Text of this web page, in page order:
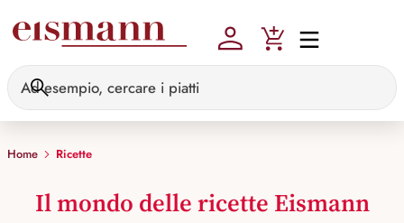
Home Ricette
Il mondo delle ricette Eismann